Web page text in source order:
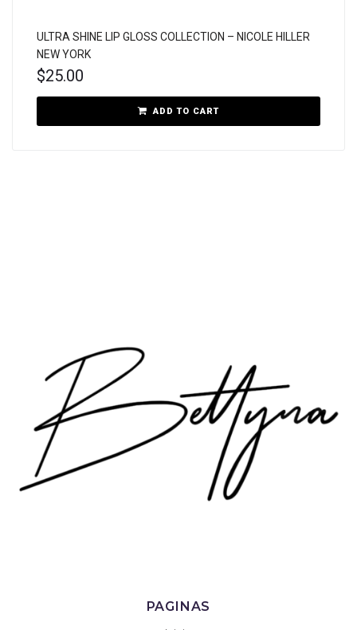
ULTRA SHINE LIP GLOSS COLLECTION – NICOLE HILLER
NEW YORK
$25.00
ADD TO CART
PAGINAS